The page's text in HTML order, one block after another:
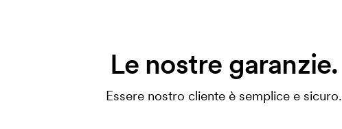
Le nostre garanzie.
Essere nostro cliente è semplice e sicuro.